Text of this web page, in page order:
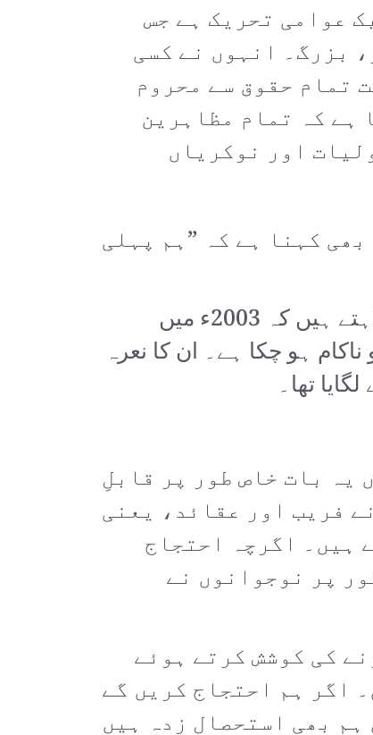
عوامی تحریک ہے جس
بزرگ۔ انہوں نے کسی
تمام حقوق سے محروم
ہے کہ تمام مظاہرین
اور نوکریاں
کہنا ہے کہ ”ہم پہلی
عراقی محض کسی لیڈر یا سیاسی پارٹی کے خاتمے کا مطالبہ نہیں کر رہے۔ وہ چاہتے ہیں کہ 2003ء میں
ہو چکا ہے۔ ان کا نعرہ
یہ بات خاص طور پر قابلِ
فریب اور عقائد، یعنی
ہیں۔ اگرچہ احتجاج
پر نوجوانوں نے
کی کوشش کرتے ہوئے
اگر ہم احتجاج کریں گے
بھی استحصال زدہ ہیں